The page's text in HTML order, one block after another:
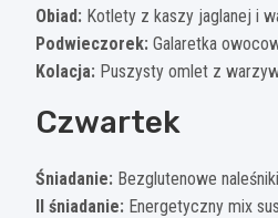
Obiad: Kotlety z kaszy jaglanej i
Podwieczorek: Galaretka
Kolacja: Puszysty omlet z
Czwartek
Śniadanie: Bezglutenowe
II śniadanie: Energetyczny mix